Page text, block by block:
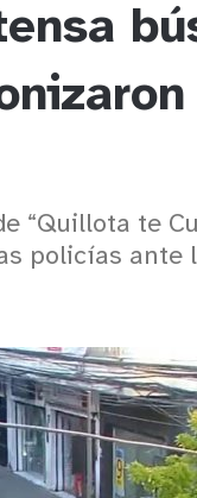
“Quillota te
policías ante